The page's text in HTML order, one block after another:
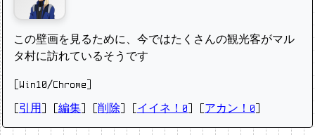
この壁画を見るために、今ではたくさんの観光客がマル
タ村に訪れているそうです
[Win10/Chrome]
[引用 ] [編集] [削除] [イイネ！0] [アカン！0]